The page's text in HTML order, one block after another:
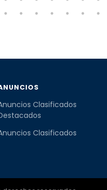
Clasificados
Clasificados